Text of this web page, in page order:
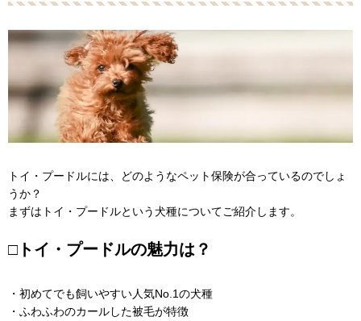
トイ・プードルには、どのようなペット保険が合っているのでしょ
うか？
まずはトイ・プードルという犬種についてご紹介します。
□トイ・プードルの魅力は？
・初めてでも飼いやすい人気No.1の犬種
・ふわふわのカールした被毛が特徴